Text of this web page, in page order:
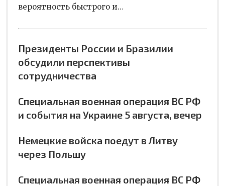
вероятность быстрого и…
Президенты России и Бразилии
обсудили перспективы
сотрудничества
Специальная военная операция ВС РФ
и события на Украине 5 августа, вечер
Немецкие войска поедут в Литву
через Польшу
Специальная военная операция ВС РФ